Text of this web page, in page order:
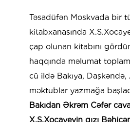
Təsadüfən Moskvada bir
kitabxanasında
çap olunan kitabını
haqqında məlumat
cü ildə Bakıya,
məktublar yazmağa
Bakıdan Əkrəm Cəfər
X.S.Xocayevin qızı